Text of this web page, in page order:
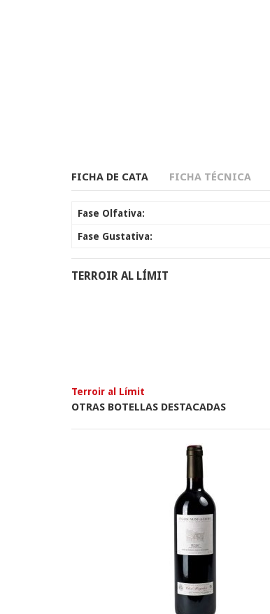
FICHA DE CATA FICHA TÉCNICA
Fase Olfativa:
Fase Gustativa:
TERROIR AL LÍMIT
Terroir al Límit
OTRAS BOTELLAS DESTACADAS